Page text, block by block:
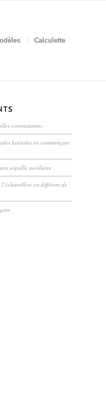
Calculette
contrastantes
latérales en commençant
aiguille auxiliaire
est différent de